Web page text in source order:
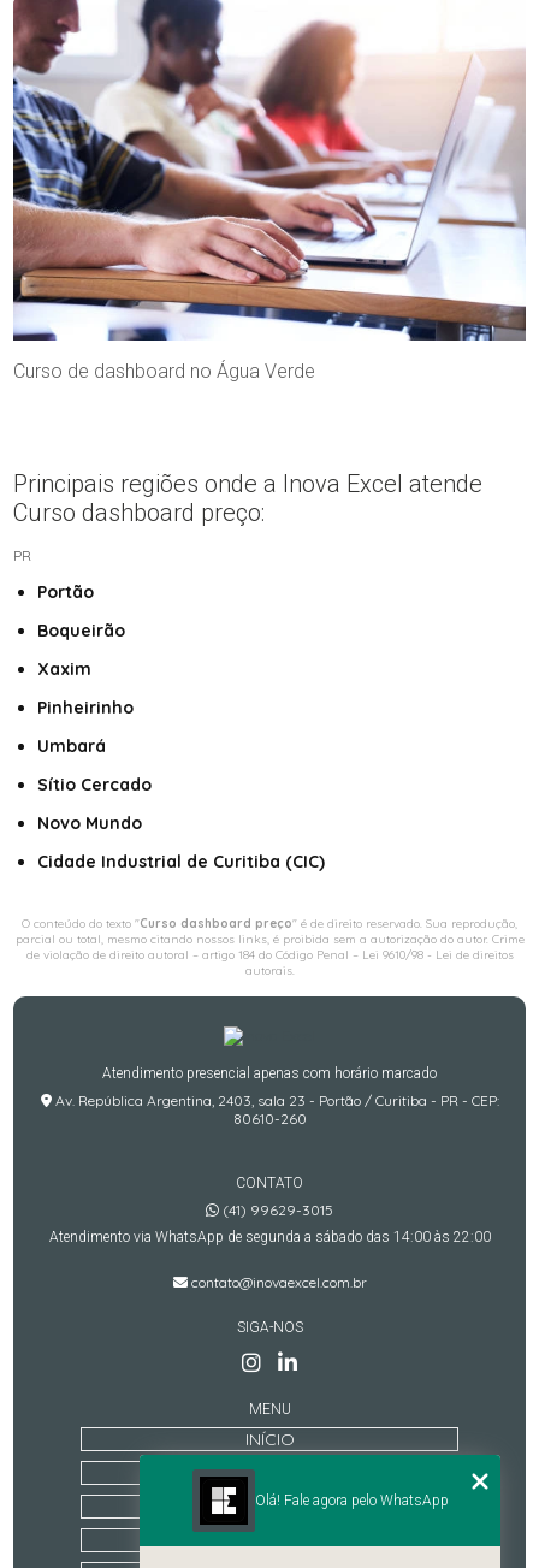
Curso de dashboard no Água Verde
Principais regiões onde a Inova Excel atende
Curso dashboard preço:
PR
Portão
Boqueirão
Xaxim
Pinheirinho
Umbará
Sítio Cercado
Novo Mundo
Cidade Industrial de Curitiba (CIC)
O conteúdo do texto "Curso dashboard preço" é de direito reservado. Sua reprodução,
parcial ou total, mesmo citando nossos links, é proibida sem a autorização do autor. Crime
de violação de direito autoral – artigo 184 do Código Penal – Lei 9610/98 - Lei de direitos
autorais.
Atendimento presencial apenas com horário marcado
Av. República Argentina, 2403, sala 23 - Portão / Curitiba - PR - CEP:
80610-260
CONTATO
(41) 99629-3015
Atendimento via WhatsApp de segunda a sábado das 14:00 às 22:00
contato@inovaexcel.com.br
SIGA-NOS
MENU
INÍCIO
QUEM SOMOS
TREINAMENTOS
Olá! Fale agora pelo WhatsApp